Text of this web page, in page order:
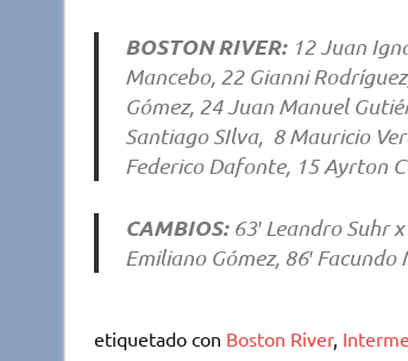
BOSTON RIVER:12 Juan
Mancebo, 22 Gianni
Gómez, 24 Juan Manuel
Santiago SIlva, 8 Mauricio
Federico Dafonte, 15 Ayrton
CAMBIOS: 63′ Leandro Suhr
Emiliano Gómez, 86′
etiquetado con Boston River,